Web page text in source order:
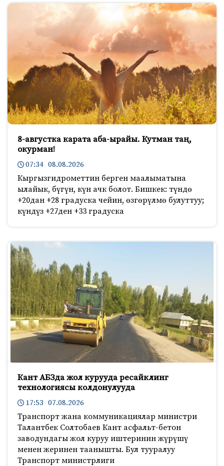
8-августка карата аба-ырайы. Кутман таң,
окурман!
07:34 08.08.2026
Кыргызгидрометтин берген маалыматына
ылайык, бүгүн, күн ачк болот. Бишкек: түндө
+20дан +28 градуска чейин, өзгөрүлмө булуттуу;
күндүз +27ден +33 градуска
Кант АБЗда жол курууда ресайклинг
технологиясы колдонулууда
17:53 07.08.2026
Транспорт жана коммуникациялар министри
Талантбек Солтобаев Кант асфальт-бетон
заводундагы жол куруу иштеринин жүрүшү
менен жеринен таанышты. Бул тууралуу
Транспорт министрлиги